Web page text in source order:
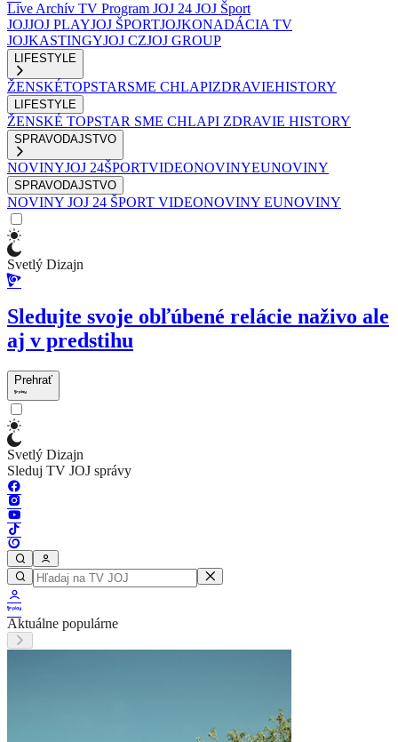
Live Archív TV Program JOJ 24 JOJ Šport
JOJJOJ PLAYJOJ ŠPORTJOJKONADÁCIA TV
JOJKASTINGYJOJ CZJOJ GROUP
LIFESTYLE
ŽENSKÉTOPSTARSME CHLAPIZDRAVIEHISTORY
LIFESTYLE
ŽENSKÉ TOPSTAR SME CHLAPI ZDRAVIE HISTORY
SPRAVODAJSTVO
NOVINYJOJ 24ŠPORTVIDEONOVINYEUNOVINY
SPRAVODAJSTVO
NOVINY JOJ 24 ŠPORT VIDEONOVINY EUNOVINY
Svetlý Dizajn
Sledujte svoje obľúbené relácie naživo ale
aj v predstihu
Prehrať
Svetlý Dizajn
Sleduj TV JOJ správy
Aktuálne populárne